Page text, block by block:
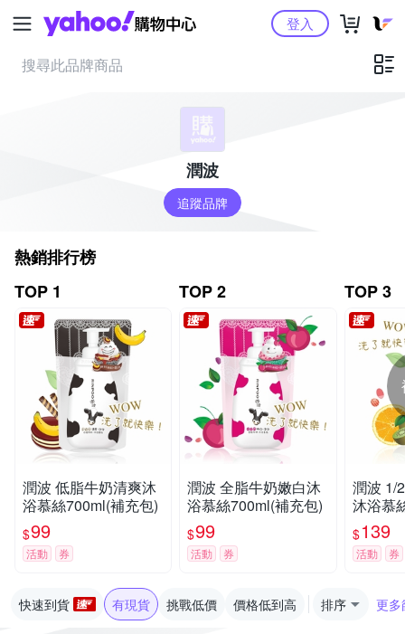
Yahoo購物中心登入
潤波
追蹤品牌
熱銷排行榜
TOP 1
潤波 低脂牛奶清爽沐
浴慕絲700ml(補充包)
$99
活動 券
TOP 2
潤波 全脂牛奶嫩白沐
浴慕絲700ml(補充包)
$99
活動 券
TOP 3
潤波 1/
沐浴慕
$139
活動 券
快速到貨 有現貨 挑戰低價 價格低到高 排序 更多